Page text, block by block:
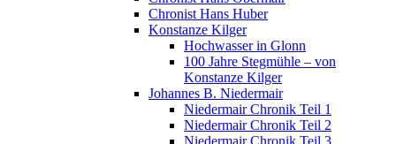
Chronist Hans Huber
Konstanze Kilger
Hochwasser in Glonn
100 Jahre Stegmühle – von
Konstanze Kilger
Johannes B. Niedermair
Niedermair Chronik Teil 1
Niedermair Chronik Teil 2
Niedermair Chronik Teil 3